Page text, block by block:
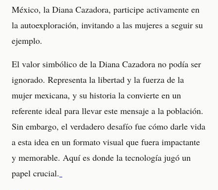
México, la Diana Cazadora, participe activamente en
la autoexploración, invitando a las mujeres a seguir su
ejemplo.
El valor simbólico de la Diana Cazadora no podía ser
ignorado. Representa la libertad y la fuerza de la
mujer mexicana, y su historia la convierte en un
referente ideal para llevar este mensaje a la población.
Sin embargo, el verdadero desafío fue cómo darle vida
a esta idea en un formato visual que fuera impactante
y memorable. Aquí es donde la tecnología jugó un
papel crucial.